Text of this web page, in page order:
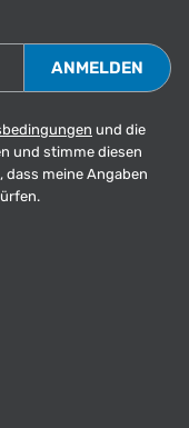
und die
und stimme diesen
dass meine Angaben